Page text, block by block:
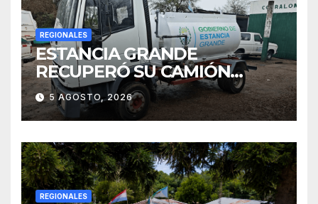
REGIONALES
ESTANCIA GRANDE
RECUPERÓ SU CAMIÓN
ATMOSFÉRICO Y MEJORARÁ
EL SERVICIO DE
SANEAMIENTO PARA LOS
VECINOS
5 AGOSTO, 2026
REGIONALES